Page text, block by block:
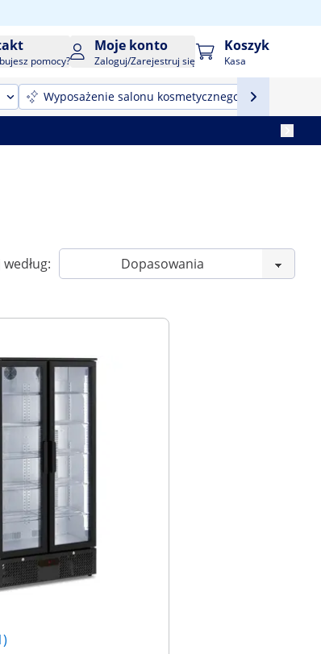
pomocy?
Moje konto
Zaloguj/Zarejestruj się
Koszyk
Kasa
Wyposażenie salonu kosmetycznego